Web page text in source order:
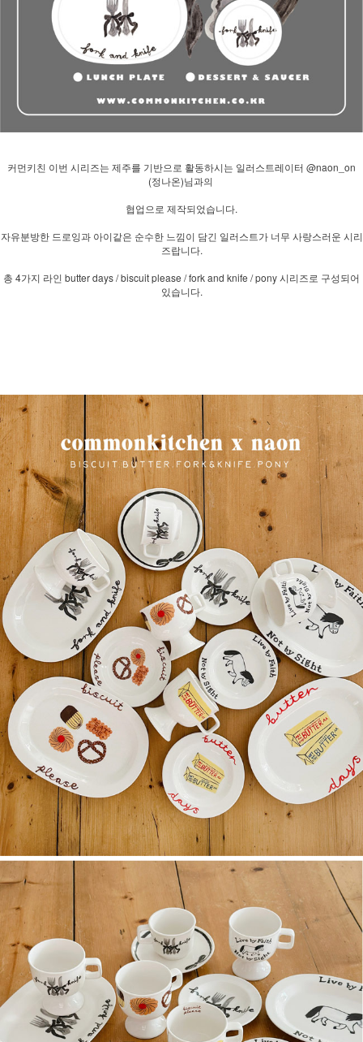
커먼키친 이번 시리즈는 제주를 기반으로 활동하시는 일러스트레이터 @naon_on
(정나온)님과의
협업으로 제작되었습니다.
자유분방한 드로잉과 아이같은 순수한 느낌이 담긴 일러스트가 너무 사랑스러운 시리
즈랍니다.
총 4가지 라인 butter days / biscuit please / fork and knife / pony 시리즈로 구성되어
있습니다.